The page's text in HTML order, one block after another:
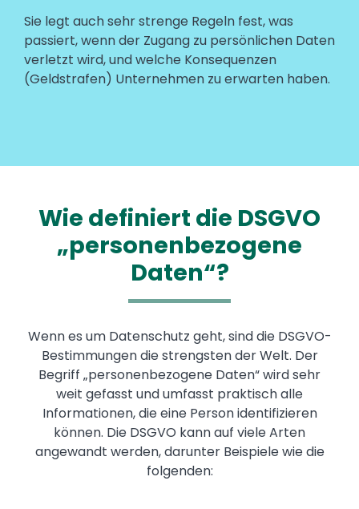
Sie legt auch sehr strenge Regeln fest, was
passiert, wenn der Zugang zu persönlichen Daten
verletzt wird, und welche Konsequenzen
(Geldstrafen) Unternehmen zu erwarten haben.
Wie definiert die DSGVO
„personenbezogene
Daten“?
Wenn es um Datenschutz geht, sind die DSGVO-
Bestimmungen die strengsten der Welt. Der
Begriff „personenbezogene Daten“ wird sehr
weit gefasst und umfasst praktisch alle
Informationen, die eine Person identifizieren
können. Die DSGVO kann auf viele Arten
angewandt werden, darunter Beispiele wie die
folgenden: